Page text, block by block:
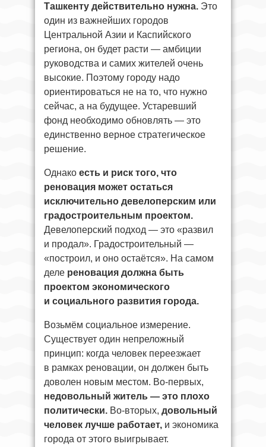
Ташкенту действительно нужна. Это
один из важнейших городов
Центральной Азии и Каспийского
региона, он будет расти — амбиции
руководства и самих жителей очень
высокие. Поэтому городу надо
ориентироваться не на то, что нужно
сейчас, а на будущее. Устаревший
фонд необходимо обновлять — это
единственно верное стратегическое
решение.
Однако есть и риск того, что
реновация может остаться
исключительно девелоперским или
градостроительным проектом.
Девелоперский подход — это «развил
и продал». Градостроительный —
«построил, и оно остаётся». На самом
деле реновация должна быть
проектом экономического
и социального развития города.
Возьмём социальное измерение.
Существует один непреложный
принцип: когда человек переезжает
в рамках реновации, он должен быть
доволен новым местом. Во-первых,
недовольный житель — это плохо
политически. Во-вторых, довольный
человек лучше работает, и экономика
города от этого выигрывает.